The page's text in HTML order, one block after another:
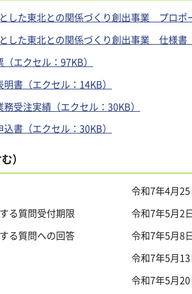
した東北との関係づくり創出事業 プロポ
した東北との関係づくり創出事業 仕様書
エクセル：97KB）
書（エクセル：14KB）
務受注実績（エクセル：30KB）
書（エクセル：30KB）
）
集開始 令和7年4月25日
に関する質問受付期限 令和7年5月2
に関する質問への回答 令和7年5月8
提出期限 令和7年5月13日
提出期限 令和7年5月20日